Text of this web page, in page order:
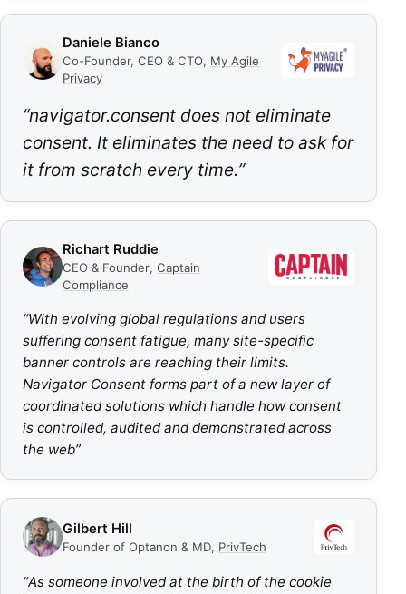
Daniele Bianco
Co-Founder, CEO & CTO, My Agile
Privacy
“navigator.consent does not eliminate
consent. It eliminates the need to ask for
it from scratch every time.”
Richart Ruddie
CEO & Founder, Captain
Compliance
“With evolving global regulations and users
suffering consent fatigue, many site-specific
banner controls are reaching their limits.
Navigator Consent forms part of a new layer of
coordinated solutions which handle how consent
is controlled, audited and demonstrated across
the web”
Gilbert Hill
Founder of Optanon & MD, PrivTech
“As someone involved at the birth of the cookie